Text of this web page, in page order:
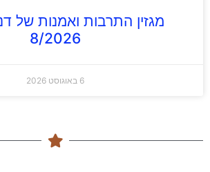
מגזין התרבות ואמנות של
8/2026
6 באוגוסט 2026